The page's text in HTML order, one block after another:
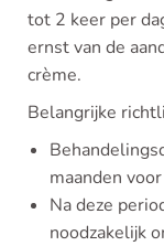
tot 2 keer per
ernst van de
crème.
Belangrijke
maanden
Na deze
noodzakelijk